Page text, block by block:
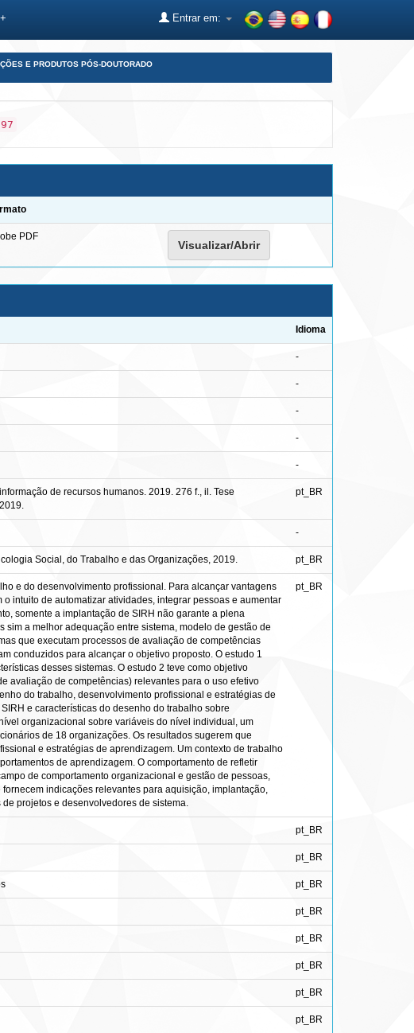
Entrar em:
E PRODUTOS PÓS-DOUTORADO
PDF
Visualizar/Abrir
Idioma
-
-
-
-
-
de recursos humanos. 2019. 276 f., il. Tese
pt_BR
-
Social, do Trabalho e das Organizações, 2019. pt_BR
e do desenvolvimento profissional. Para alcançar vantagens
intuito de automatizar atividades, integrar pessoas e aumentar
somente a implantação de SIRH não garante a plena
a melhor adequação entre sistema, modelo de gestão de
que executam processos de avaliação de competências
conduzidos para alcançar o objetivo proposto. O estudo 1
desses sistemas. O estudo 2 teve como objetivo
avaliação de competências) relevantes para o uso efetivo
do trabalho, desenvolvimento profissional e estratégias de
e características do desenho do trabalho sobre
organizacional sobre variáveis do nível individual, um
de 18 organizações. Os resultados sugerem que
e estratégias de aprendizagem. Um contexto de trabalho
de aprendizagem. O comportamento de refletir
de comportamento organizacional e gestão de pessoas,
indicações relevantes para aquisição, implantação,
projetos e desenvolvedores de sistema.
pt_BR
pt_BR
pt_BR
pt_BR
pt_BR
pt_BR
pt_BR
pt_BR
pt_BR